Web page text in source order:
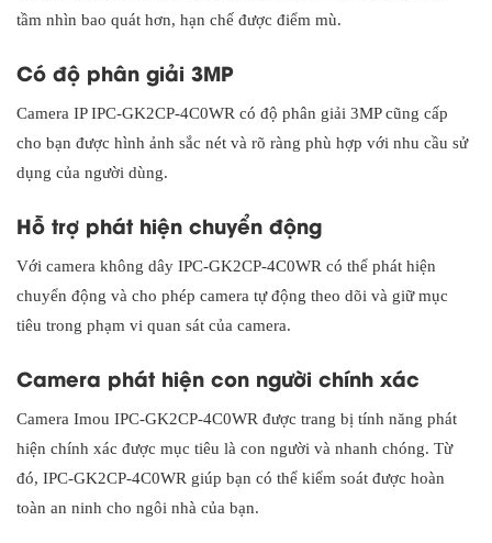
tầm nhìn bao quát hơn, hạn chế được điểm mù.
Có độ phân giải 3MP
Camera IP IPC-GK2CP-4C0WR có độ phân giải 3MP cũng cấp
cho bạn được hình ảnh sắc nét và rõ ràng phù hợp với nhu cầu sử
dụng của người dùng.
Hỗ trợ phát hiện chuyển động
Với camera không dây IPC-GK2CP-4C0WR có thể phát hiện
chuyển động và cho phép camera tự động theo dõi và giữ mục
tiêu trong phạm vi quan sát của camera.
Camera phát hiện con người chính xác
Camera Imou IPC-GK2CP-4C0WR được trang bị tính năng phát
hiện chính xác được mục tiêu là con người và nhanh chóng. Từ
đó, IPC-GK2CP-4C0WR giúp bạn có thể kiểm soát được hoàn
toàn an ninh cho ngôi nhà của bạn.